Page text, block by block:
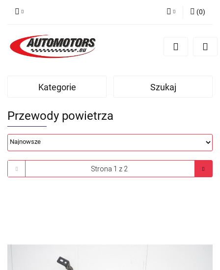
Zarejestruj się
(0)
Kategorie Szukaj
Przewody powietrza